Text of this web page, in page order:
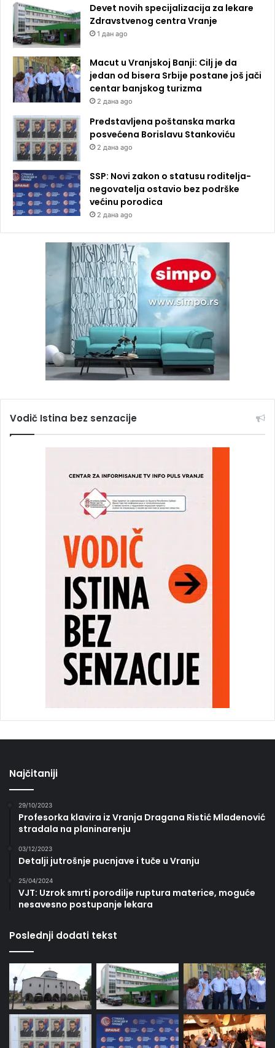
Devet novih specijalizacija za lekare
Zdravstvenog centra Vranje
1 дан ago
Macut u Vranjskoj Banji: Cilj je da
jedan od bisera Srbije postane još jači
centar banjskog turizma
2 дана ago
Predstavljena poštanska marka
posvećena Borislavu Stankoviću
2 дана ago
SSP: Novi zakon o statusu roditelja-
negovatelja ostavio bez podrške
većinu porodica
2 дана ago
Vodič Istina bez senzacije
Najčitaniji
29/10/2023
Profesorka klavira iz Vranja Dragana Ristić Mladenović
stradala na planinarenju
03/12/2023
Detalji jutrošnje pucnjave i tuče u Vranju
25/04/2024
VJT: Uzrok smrti porodilje ruptura materice, moguće
nesavesno postupanje lekara
Poslednji dodati tekst